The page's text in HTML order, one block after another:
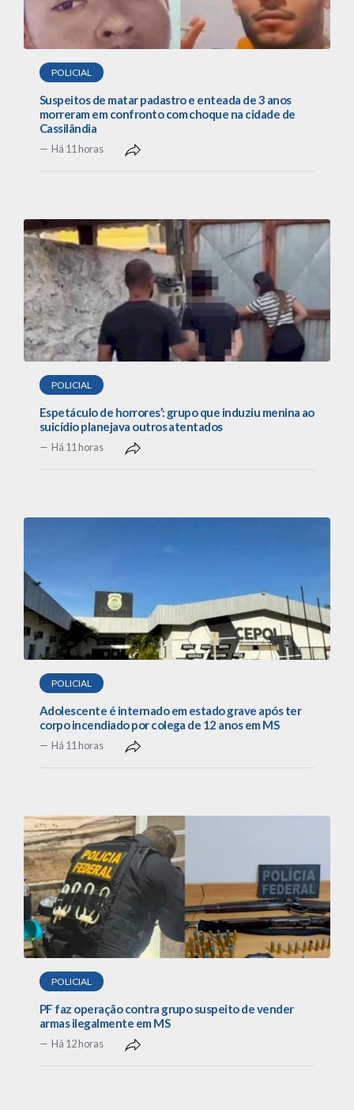
POLICIAL
Suspeitos de matar padastro e enteada de 3 anos
morreram em confronto com choque na cidade de
Cassilândia
Há 11 horas
POLICIAL
Espetáculo de horrores’: grupo que induziu menina ao
suicídio planejava outros atentados
Há 11 horas
POLICIAL
Adolescente é internado em estado grave após ter
corpo incendiado por colega de 12 anos em MS
Há 11 horas
POLICIAL
PF faz operação contra grupo suspeito de vender
armas ilegalmente em MS
Há 12 horas